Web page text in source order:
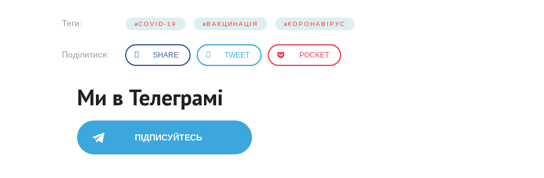
Теги: COVID-19 ВАКЦИНАЦІЯ КОРОНАВІРУС
Поділитися: SHARE TWEET POCKET
Ми в Телеграмі
ПІДПИСУЙТЕСЬ